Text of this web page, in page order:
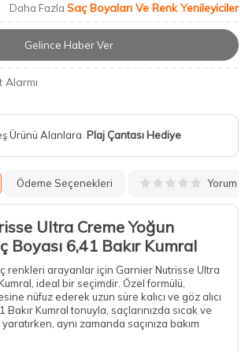
Daha Fazla Saç Boyaları Ve Renk Yenileyiciler
Gelince Haber Ver
Alarmı
Ürünü Alanlara Plaj Çantası Hediye
Ödeme Seçenekleri Yorum
Ultra Creme Yoğun
Boyası 6,41 Bakır Kumral
renkleri arayanlar için Garnier Nutrisse Ultra
ideal bir seçimdir. Özel formülü,
nüfuz ederek uzun süre kalıcı ve göz alıcı
Kumral tonuyla, saçlarınızda sıcak ve
aynı zamanda saçınıza bakım